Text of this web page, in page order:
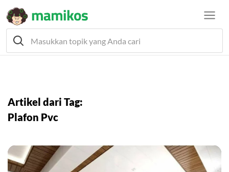
Artikel dari Tag:
Plafon Pvc